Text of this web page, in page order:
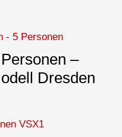
–
Dresden